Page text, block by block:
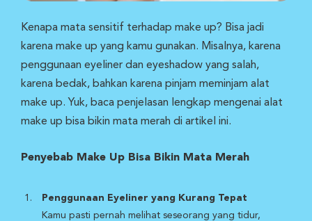
Kenapa mata sensitif terhadap make up? Bisa jadi
karena make up yang kamu gunakan. Misalnya, karena
penggunaan eyeliner dan eyeshadow yang salah,
karena bedak, bahkan karena pinjam meminjam alat
make up. Yuk, baca penjelasan lengkap mengenai alat
make up bisa bikin mata merah di artikel ini.
Penyebab Make Up Bisa Bikin Mata Merah
Penggunaan Eyeliner yang Kurang Tepat
Kamu pasti pernah melihat seseorang yang tidur,